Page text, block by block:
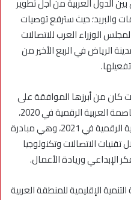
والبريد؛ حيث سترفع توصيات
الوزراء العرب للاتصالات
الرياض في الربع الأخير من
من أبرزها الموافقة على
المقترح السعودي باختيار الرياض العاصمة العربية الرقمية في 2020،
كما تم اختيار القاهرة العاصمة العربية الرقمية في 2021، وهي مبادرة
الاتصالات وتكنولوجيا
الإبداعي وريادة الأعمال.
الإقليمية للمنطقة العربية